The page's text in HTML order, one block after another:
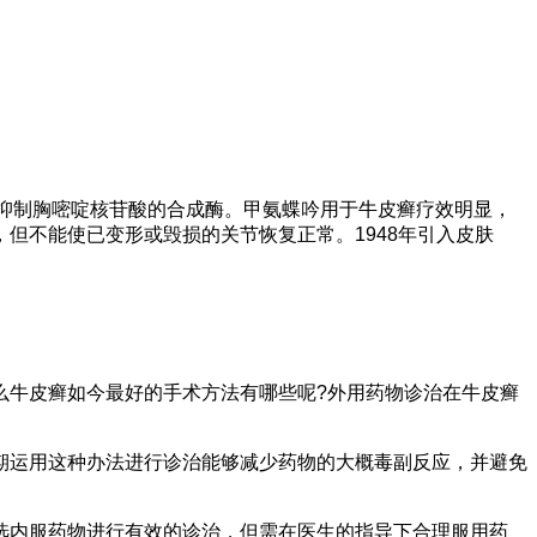
嘧啶核苷酸的合成酶。甲氨蝶吟用于牛皮癣疗效明显，
不能使已变形或毁损的关节恢复正常。1948年引入皮肤
皮癣如今最好的手术方法有哪些呢?外用药物诊治在牛皮癣
用这种办法进行诊治能够减少药物的大概毒副反应，并避免
服药物进行有效的诊治，但需在医生的指导下合理服用药